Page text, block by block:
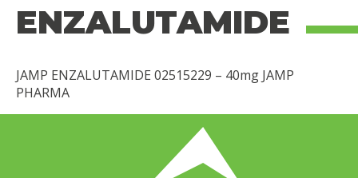
ENZALUTAMIDE
JAMP ENZALUTAMIDE 02515229 – 40mg JAMP
PHARMA